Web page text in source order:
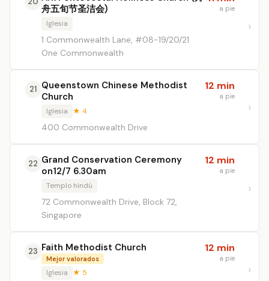
舟五旬节圣洁会)
Iglesia
1 Commonwealth Lane, #08-19/20/21
One Commonwealth
a pie
21 Queenstown Chinese Methodist
Church
Iglesia ★ 4
400 Commonwealth Drive
12 min
a pie
22 Grand Conservation Ceremony
on12/7 6.30am
Templo hindú
72 Commonwealth Drive, Block 72,
Singapore
12 min
a pie
23 Faith Methodist Church
Mejor valorados
Iglesia ★ 5
12 min
a pie